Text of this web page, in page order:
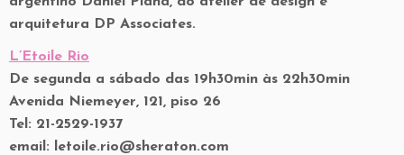
arquitetura DP Associates.
L’Etoile Rio
De segunda a sábado das 19h30min às 22h30min
Avenida Niemeyer, 121, piso 26
Tel: 21-2529-1937
email: letoile.rio@sheraton.com